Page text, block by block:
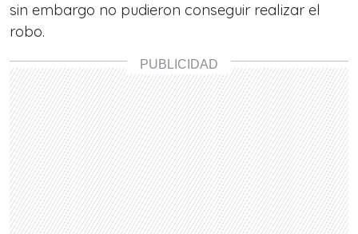
sin embargo no pudieron conseguir realizar el
robo.